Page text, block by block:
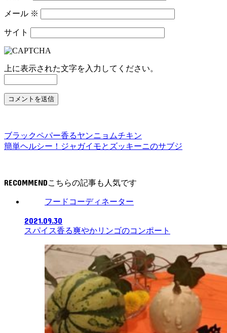
メール ※
サイト
上に表示された文字を入力してください。
ブラックペパー香るヤンニョムチキン
簡単ヘルシー！ジャガイモとズッキーニのサブジ
RECOMMEND
フードコーディネーター
2021.09.30
スパイス香る爽やかリンゴのコンポート